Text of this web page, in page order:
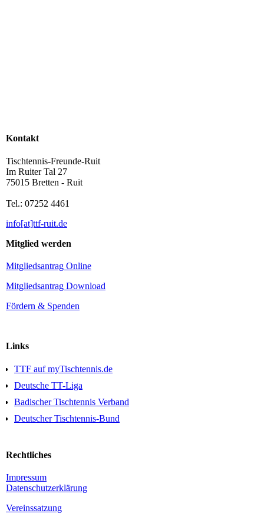
Kontakt
Tischtennis-Freunde-Ruit
Im Ruiter Tal 27
75015 Bretten - Ruit
Tel.: 07252 4461
info[at]ttf-ruit.de
Mitglied werden
Mitgliedsantrag Online
Mitgliedsantrag Download
Fördern & Spenden
Links
TTF auf myTischtennis.de
Deutsche TT-Liga
Badischer Tischtennis Verband
Deutscher Tischtennis-Bund
Rechtliches
Impressum
Daten­schutz­erklärung
Vereinssatzung